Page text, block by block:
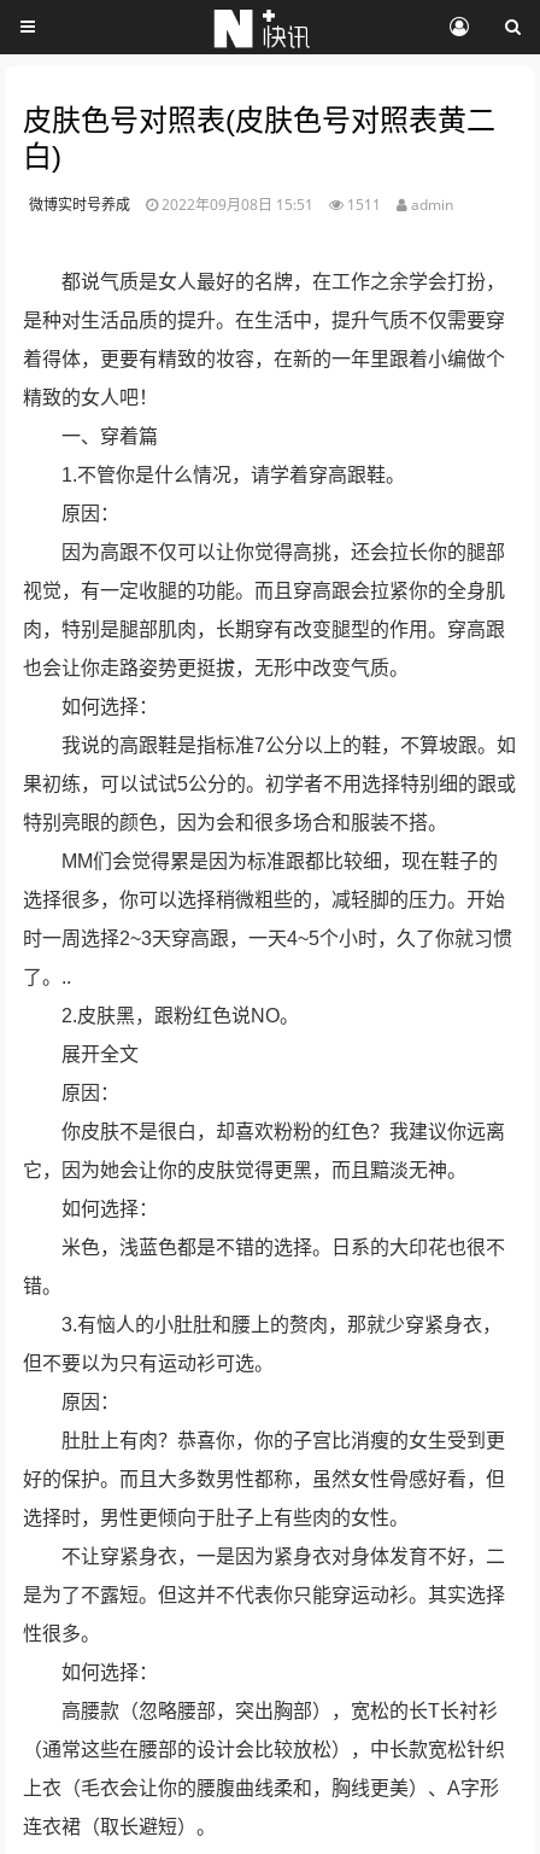
皮肤色号对照表(皮肤色号对照表黄二
白)
微博实时号养成 2022年09月08日 15:51 1511 admin
都说气质是女人最好的名牌，在工作之余学会打扮，
是种对生活品质的提升。在生活中，提升气质不仅需要穿
着得体，更要有精致的妆容，在新的一年里跟着小编做个
精致的女人吧！
一、穿着篇
1.不管你是什么情况，请学着穿高跟鞋。
原因：
因为高跟不仅可以让你觉得高挑，还会拉长你的腿部
视觉，有一定收腿的功能。而且穿高跟会拉紧你的全身肌
肉，特别是腿部肌肉，长期穿有改变腿型的作用。穿高跟
也会让你走路姿势更挺拔，无形中改变气质。
如何选择：
我说的高跟鞋是指标准7公分以上的鞋，不算坡跟。如
果初练，可以试试5公分的。初学者不用选择特别细的跟或
特别亮眼的颜色，因为会和很多场合和服装不搭。
MM们会觉得累是因为标准跟都比较细，现在鞋子的
选择很多，你可以选择稍微粗些的，减轻脚的压力。开始
时一周选择2~3天穿高跟，一天4~5个小时，久了你就习惯
了。..
2.皮肤黑，跟粉红色说NO。
展开全文
原因：
你皮肤不是很白，却喜欢粉粉的红色？我建议你远离
它，因为她会让你的皮肤觉得更黑，而且黯淡无神。
如何选择：
米色，浅蓝色都是不错的选择。日系的大印花也很不
错。
3.有恼人的小肚肚和腰上的赘肉，那就少穿紧身衣，
但不要以为只有运动衫可选。
原因：
肚肚上有肉？恭喜你，你的子宫比消瘦的女生受到更
好的保护。而且大多数男性都称，虽然女性骨感好看，但
选择时，男性更倾向于肚子上有些肉的女性。
不让穿紧身衣，一是因为紧身衣对身体发育不好，二
是为了不露短。但这并不代表你只能穿运动衫。其实选择
性很多。
如何选择：
高腰款（忽略腰部，突出胸部），宽松的长T长衬衫
（通常这些在腰部的设计会比较放松），中长款宽松针织
上衣（毛衣会让你的腰腹曲线柔和，胸线更美）、A字形
连衣裙（取长避短）。